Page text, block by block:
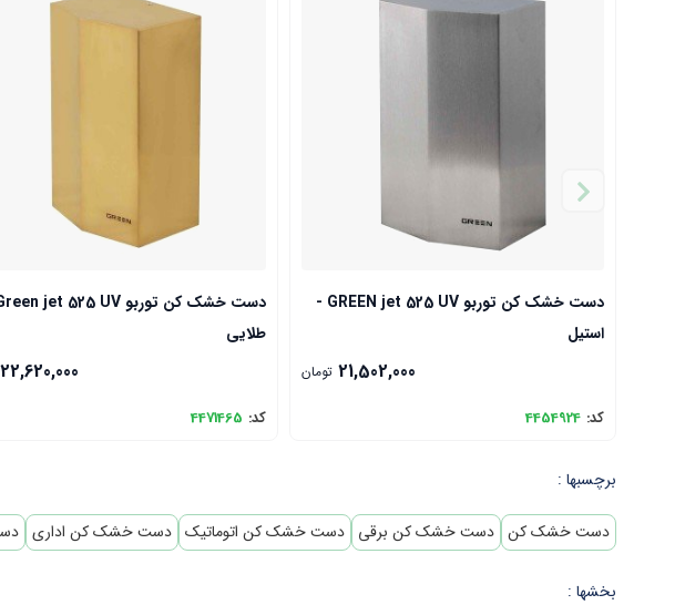
دست خشک کن توربو GREEN jet 525 UV -
استیل
21,502,000 تومان
کد: 4454924
طلایی
22,620,000
کد: 4471465
برچسبها :
دست خشک کن دست خشک کن برقی دست خشک کن اتوماتیک دست خشک کن اداری
بخشها :